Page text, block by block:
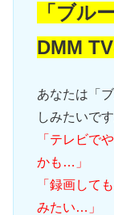
「ブル
DMM
あなたは「
しみたいで
「テレビで
かも…」
「録画して
みたい…」